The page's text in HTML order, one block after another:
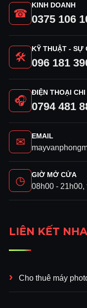
☎
KINH DOANH
0375 106
🛠
KỸ THUẬT - SỰ
096 181
🎧
ĐIỆN THOẠI CHI
0794 481
✉ EMAIL
◷ GIỜ MỞ CỬA
08h00 - 21h00,
LIÊN KẾT
Cho thuê máy